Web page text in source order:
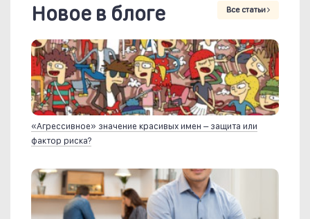
Новое в блоге Все статьи
«Агрессивное» значение красивых имен – защита или
фактор риска?